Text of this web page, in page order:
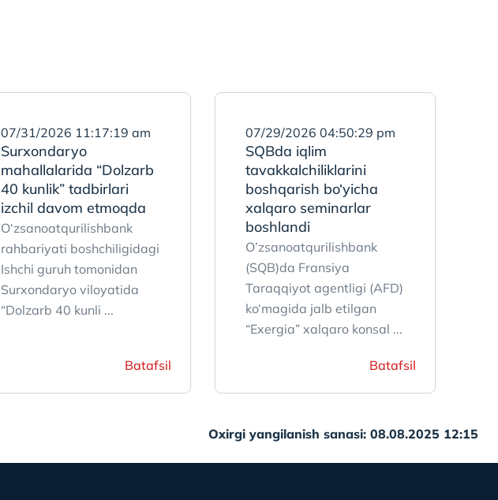
07/31/2026 11:17:19 am
Surxondaryo
mahallalarida “Dolzarb
40 kunlik” tadbirlari
izchil davom etmoqda
O‘zsanoatqurilishbank
rahbariyati boshchiligidagi
Ishchi guruh tomonidan
Surxondaryo viloyatida
“Dolzarb 40 kunli ...
Batafsil
07/29/2026 04:50:29 pm
SQBda iqlim
tavakkalchiliklarini
boshqarish bo‘yicha
xalqaro seminarlar
boshlandi
O’zsanoatqurilishbank
(SQB)da Fransiya
Taraqqiyot аgentligi (AFD)
ko‘magida jalb etilgan
“Exergia” xalqaro konsal ...
Batafsil
Oxirgi yangilanish sanasi: 08.08.2025 12:15